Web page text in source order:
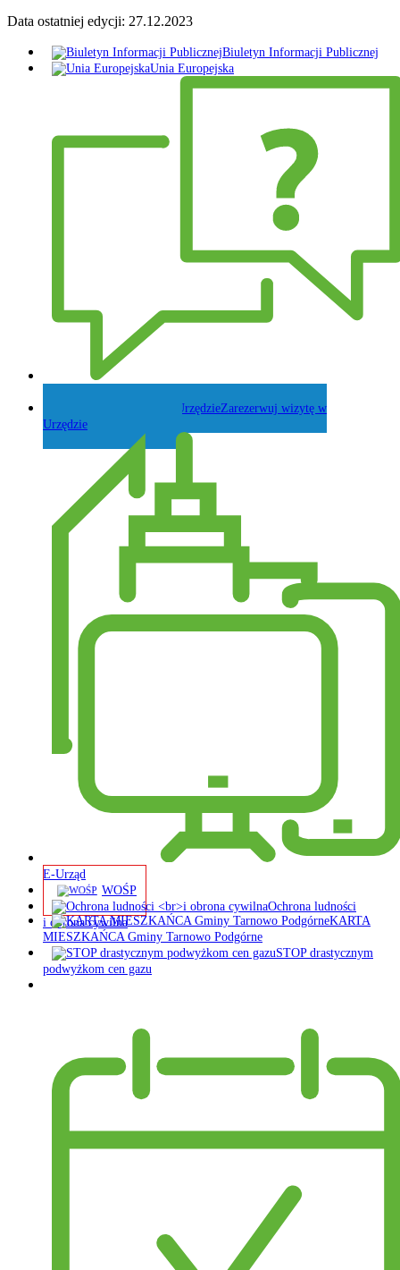
Data ostatniej edycji: 27.12.2023
Biuletyn Informacji Publicznej
Unia Europejska
Zarezerwuj wizytę w
Urzędzie
E-Urząd
WOŚP
Ochrona ludności
i obrona cywilna
KARTA
MIESZKAŃCA Gminy Tarnowo Podgórne
STOP drastycznym
podwyżkom cen gazu